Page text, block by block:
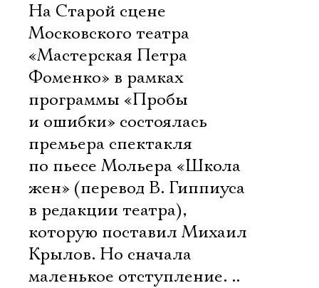
На Старой сцене
Московского театра
«Мастерская Петра
Фоменко» в рамках
программы «Пробы
и ошибки» состоялась
премьера спектакля
по пьесе Мольера «Школа
жен» (перевод В. Гиппиуса
в редакции театра),
которую поставил Михаил
Крылов. Но сначала
маленькое отступление. ..